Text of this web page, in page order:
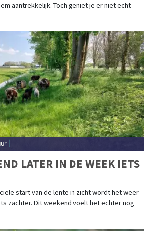
aantrekkelijk. Toch geniet je er niet echt
LATER IN DE WEEK IETS
start van de lente in zicht wordt het weer
zachter. Dit weekend voelt het echter nog